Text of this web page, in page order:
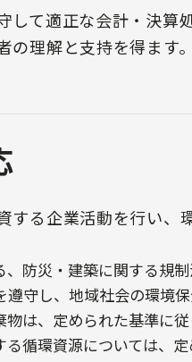
して適正な会計・決算
理解と支持を得ます。
する企業活動を行い
防災・建築に関する規
守し、地域社会の環境
は、定められた基準に従
循環資源については、